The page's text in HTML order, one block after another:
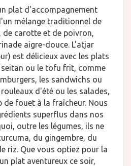
plat d'accompagnement
mélange traditionnel de
de carotte et de poivron,
aigre-douce. L'atjar
est délicieux avec les plats
seitan ou le tofu frit, comme
les sandwichs ou
d'été ou les salades,
fouet à la fraîcheur. Nous
superflus dans nos
outre les légumes, ils ne
du gingembre, du
riz. Que vous optiez pour la
plat aventureux ce soir,